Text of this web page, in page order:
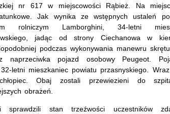
nr 617 w miejscowości Rąbież. Na
Jak wynika ze wstępnych ustaleń
rolniczym Lamborghini, 34-letni
jadąc od strony Ciechanowa w
podczas wykonywania manewru
naprzeciwka pojazd osobowy Peugeot.
32-letni mieszkaniec powiatu przasnyskiego.
Obaj zostali przewiezieni do
obrażeń.
sprawdzili stan trzeźwości uczestników